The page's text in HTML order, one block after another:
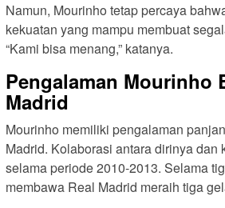
Namun, Mourinho tetap percaya
kekuatan yang mampu membuat
“Kami bisa menang,” katanya.
Pengalaman Mourinho
Madrid
Mourinho memiliki pengalaman
Madrid. Kolaborasi antara dirinya dan
selama periode 2010-2013. Selama
membawa Real Madrid meraih tiga